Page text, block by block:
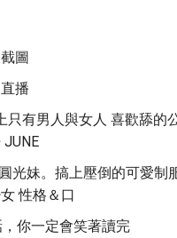
圖
播
只有男人與女人 喜歡舔的
光妹。搞上壓倒的可愛制
性格＆口
你一定會笑著讀完